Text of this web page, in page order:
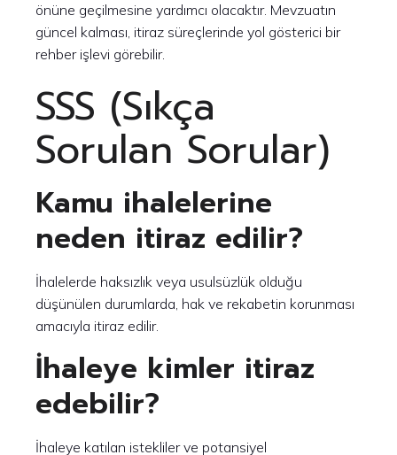
önüne geçilmesine yardımcı olacaktır. Mevzuatın
güncel kalması, itiraz süreçlerinde yol gösterici bir
rehber işlevi görebilir.
SSS (Sıkça
Sorulan Sorular)
Kamu ihalelerine
neden itiraz edilir?
İhalelerde haksızlık veya usulsüzlük olduğu
düşünülen durumlarda, hak ve rekabetin korunması
amacıyla itiraz edilir.
İhaleye kimler itiraz
edebilir?
İhaleye katılan istekliler ve potansiyel